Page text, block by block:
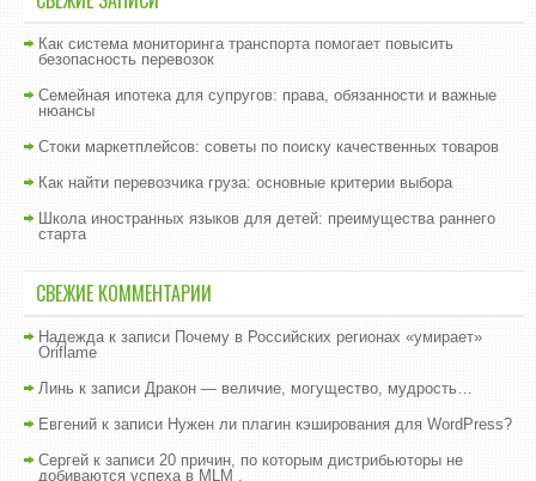
Как система мониторинга транспорта помогает повысить
безопасность перевозок
Семейная ипотека для супругов: права, обязанности и важные
нюансы
Стоки маркетплейсов: советы по поиску качественных товаров
Как найти перевозчика груза: основные критерии выбора
Школа иностранных языков для детей: преимущества раннего
старта
СВЕЖИЕ КОММЕНТАРИИ
Надеждак записи Почему в Российских регионах «умирает»
Oriflame
Линь к записи Дракон — величие, могущество, мудрость…
Евгений к записи Нужен ли плагин кэширования для WordPress?
Сергей к записи 20 причин, по которым дистрибьюторы не
добиваются успеха в MLM .